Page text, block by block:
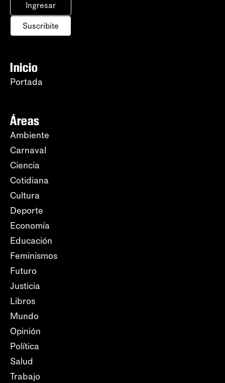
Ingresar
Suscribite
Inicio
Portada
Áreas
Ambiente
Carnaval
Ciencia
Cotidiana
Cultura
Deporte
Economía
Educación
Feminismos
Futuro
Justicia
Libros
Mundo
Opinión
Política
Salud
Trabajo